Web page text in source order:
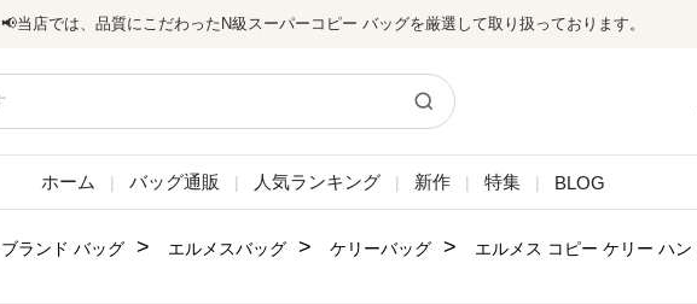
📢当店では、品質にこだわったN級スーパーコピー バッグを厳選して取り扱っております。
ホーム | バッグ通販 | 人気ランキング | 新作 | 特集 | BLOG
ブランド バッグ > エルメスバッグ > ケリーバッグ >
エルメス コピー ケリー ハ